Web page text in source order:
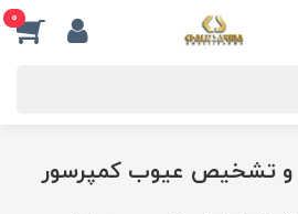
0
و تشخیص عیوب کمپرسور